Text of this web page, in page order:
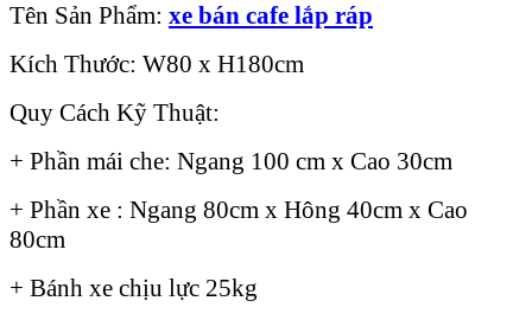
Tên Sản Phẩm: xe bán cafe lắp ráp
Kích Thước: W80 x H180cm
Quy Cách Kỹ Thuật:
+ Phần mái che: Ngang 100 cm x Cao 30cm
+ Phần xe : Ngang 80cm x Hông 40cm x Cao
80cm
+ Bánh xe chịu lực 25kg